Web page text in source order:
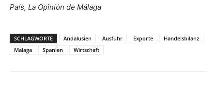
País, La Opinión de Málaga
SCHLAGWORTE Andalusien Ausfuhr Exporte
Handelsbilanz
Malaga
Spanien Wirtschaft